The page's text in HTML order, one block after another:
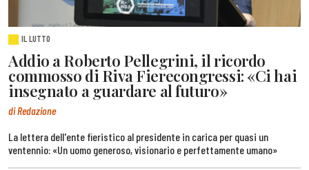
IL LUTTO
Addio a Roberto Pellegrini, il ricordo
commosso di Riva Fierecongressi: «Ci hai
insegnato a guardare al futuro»
di Redazione
La lettera dell'ente fieristico al presidente in carica per quasi un
ventennio: «Un uomo generoso, visionario e perfettamente umano»